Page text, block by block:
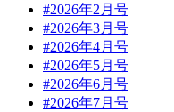
#2026年2月号
#2026年3月号
#2026年4月号
#2026年5月号
#2026年6月号
#2026年7月号